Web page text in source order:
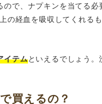
で、ナプキンを当てる必
の経血を吸収してくれる
イテムといえるでしょう。
買えるの？